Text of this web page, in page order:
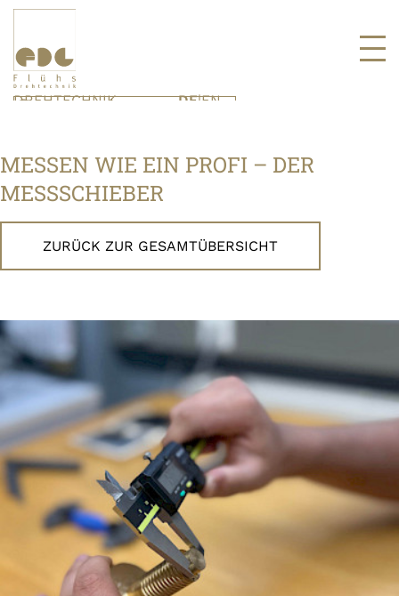
DREHTECHNIK
VENTILE
SYSTEMTECHNIK
BAUGRUPPEN
PRODUKTE
MESSEN & EVENTS
STELLENPORTAL
DE|EN
MESSEN WIE EIN PROFI – DER
MESSSCHIEBER
ZURÜCK ZUR GESAMTÜBERSICHT